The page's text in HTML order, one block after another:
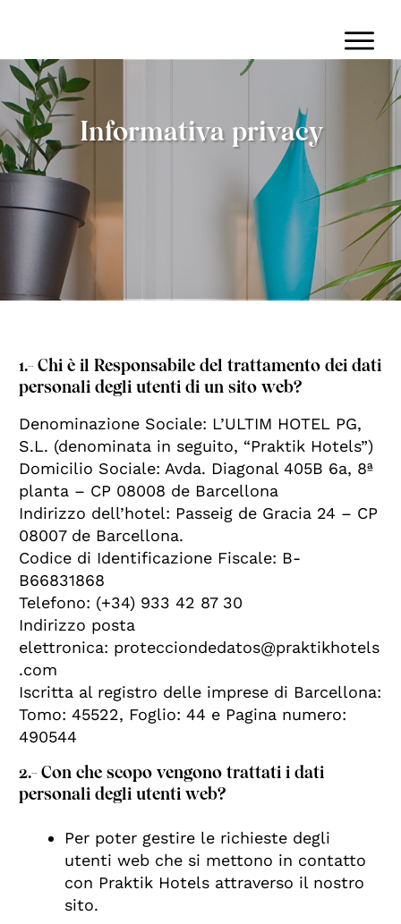
Informativa privacy
1.- Chi è il Responsabile del trattamento dei dati
personali degli utenti di un sito web?
Denominazione Sociale: L’ULTIM HOTEL PG,
S.L. (denominata in seguito, “Praktik Hotels”)
Domicilio Sociale: Avda. Diagonal 405B 6a, 8ª
planta – CP 08008 de Barcellona
Indirizzo dell’hotel: Passeig de Gracia 24 – CP
08007 de Barcellona.
Codice di Identificazione Fiscale: B-
B66831868
Telefono: (+34) 933 42 87 30
Indirizzo posta
elettronica: protecciondedatos@praktikhotels
.com
Iscritta al registro delle imprese di Barcellona:
Tomo: 45522, Foglio: 44 e Pagina numero:
490544
2.- Con che scopo vengono trattati i dati
personali degli utenti web?
Per poter gestire le richieste degli
utenti web che si mettono in contatto
con Praktik Hotels attraverso il nostro
sito.